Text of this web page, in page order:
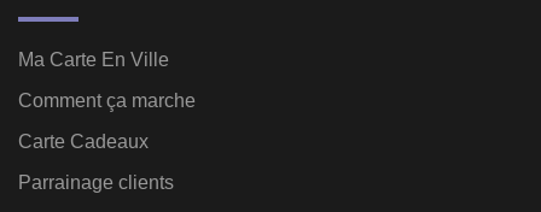
Ma Carte En Ville
Comment ça marche
Carte Cadeaux
Parrainage clients